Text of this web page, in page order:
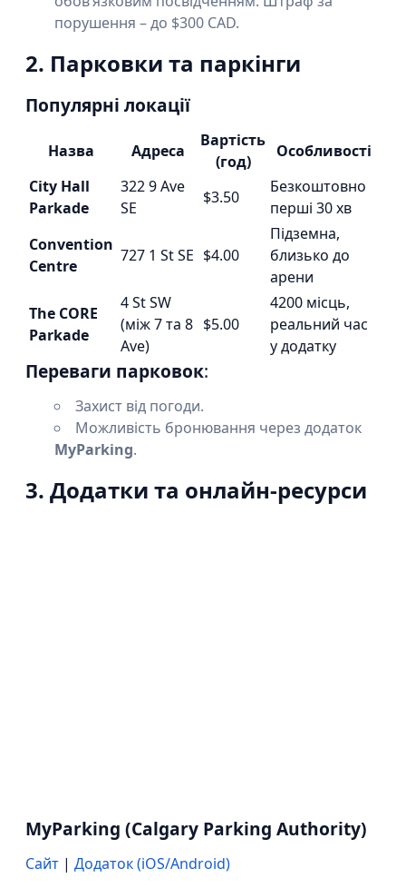
порушення – до $300 CAD.
2. Парковки та паркінги
Популярні локації
Назва Адреса
Вартість
(год)
Особливості
City Hall
Parkade
322 9 Ave
SE
$3.50
Безкоштовно
перші 30 хв
Convention
Centre
727 1 St SE $4.00
Підземна,
близько до
арени
The CORE
Parkade
4 St SW
(між 7 та 8
Ave)
$5.00
4200 місць,
реальний час
у додатку
Переваги парковок:
Захист від погоди.
Можливість бронювання через додаток
MyParking.
3. Додатки та онлайн-ресурси
MyParking (Calgary Parking Authority)
Сайт | Додаток (iOS/Android)